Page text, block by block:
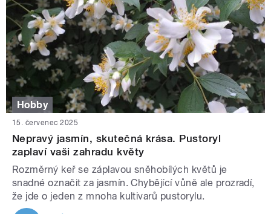
Hobby
15. červenec 2025
Nepravý jasmín, skutečná krása. Pustoryl
zaplaví vaši zahradu květy
Rozměrný keř se záplavou sněhobílých květů je
snadné označit za jasmín. Chybějící vůně ale prozradí,
že jde o jeden z mnoha kultivarů pustorylu.